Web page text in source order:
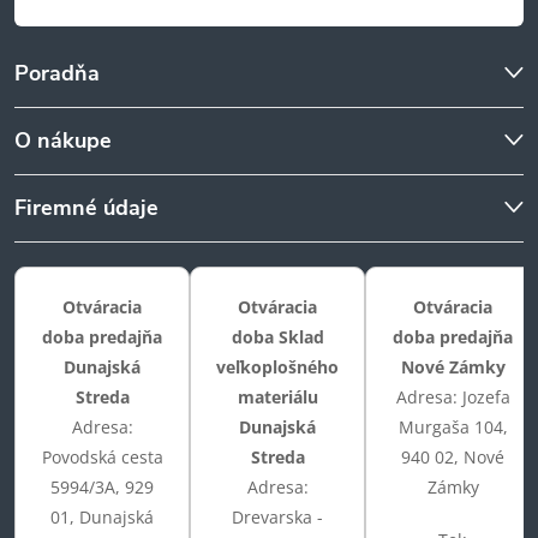
Poradňa
O nákupe
Firemné údaje
Otváracia
doba predajňa
Dunajská
Streda
Adresa:
Povodská cesta
5994/3A, 929
01, Dunajská
Otváracia
doba Sklad
veľkoplošného
materiálu
Dunajská
Streda
Adresa:
Drevarska -
Otváracia
doba predajňa
Nové Zámky
Adresa: Jozefa
Murgaša 104,
940 02, Nové
Zámky